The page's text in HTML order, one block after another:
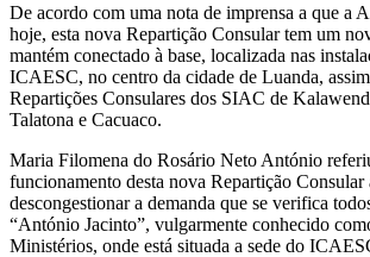
De acordo com uma nota de imprensa a que a
hoje, esta nova Repartição Consular tem um
mantém conectado à base, localizada nas
ICAESC, no centro da cidade de Luanda,
Repartições Consulares dos SIAC de
Talatona e Cacuaco.
Maria Filomena do Rosário Neto António
funcionamento desta nova Repartição Consular
descongestionar a demanda que se verifica
“António Jacinto”, vulgarmente conhecido
Ministérios, onde está situada a sede do